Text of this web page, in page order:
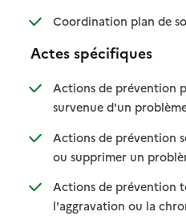
Coordination plan de :
:
Actes spécifiques
Actions de prévention
survenue d'un
Actions de prévention
ou supprimer un
Actions de prévention
l'aggravation ou la